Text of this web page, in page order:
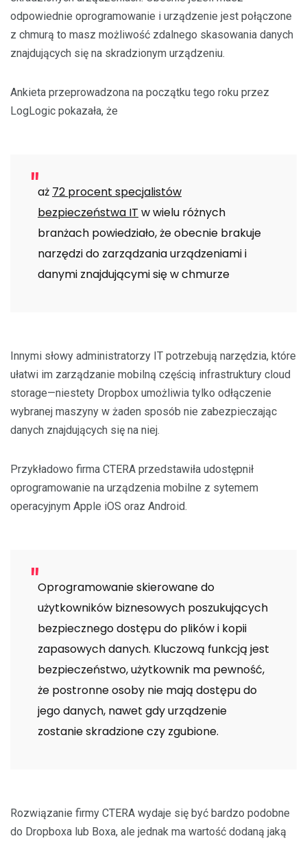
odpowiednie oprogramowanie i urządzenie jest połączone
z chmurą to masz możliwość zdalnego skasowania danych
znajdujących się na skradzionym urządzeniu.
Ankieta przeprowadzona na początku tego roku przez
LogLogic pokazała, że
aż 72 procent specjalistów
bezpieczeństwa IT w wielu różnych
branżach powiedziało, że obecnie brakuje
narzędzi do zarządzania urządzeniami i
danymi znajdującymi się w chmurze
Innymi słowy administratorzy IT potrzebują narzędzia, które
ułatwi im zarządzanie mobilną częścią infrastruktury cloud
storage—niestety Dropbox umożliwia tylko odłączenie
wybranej maszyny w żaden sposób nie zabezpieczając
danych znajdujących się na niej.
Przykładowo firma CTERA przedstawiła udostępnił
oprogramowanie na urządzenia mobilne z sytemem
operacyjnym Apple iOS oraz Android.
Oprogramowanie skierowane do
użytkowników biznesowych poszukujących
bezpiecznego dostępu do plików i kopii
zapasowych danych. Kluczową funkcją jest
bezpieczeństwo, użytkownik ma pewność,
że postronne osoby nie mają dostępu do
jego danych, nawet gdy urządzenie
zostanie skradzione czy zgubione.
Rozwiązanie firmy CTERA wydaje się być bardzo podobne
do Dropboxa lub Boxa, ale jednak ma wartość dodaną jaką